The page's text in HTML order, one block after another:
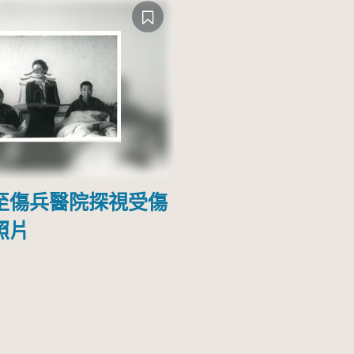
傷兵醫院探視受傷
片